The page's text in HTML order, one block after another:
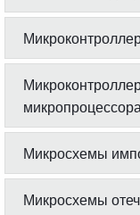
Микросхемы
Микросхемы